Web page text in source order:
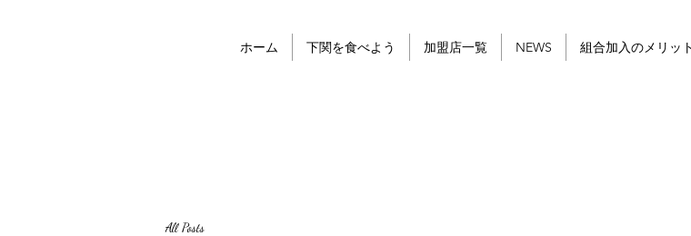
ホーム 下関を食べよう 加盟店一覧 NEWS 組合加入のメリット
All Posts